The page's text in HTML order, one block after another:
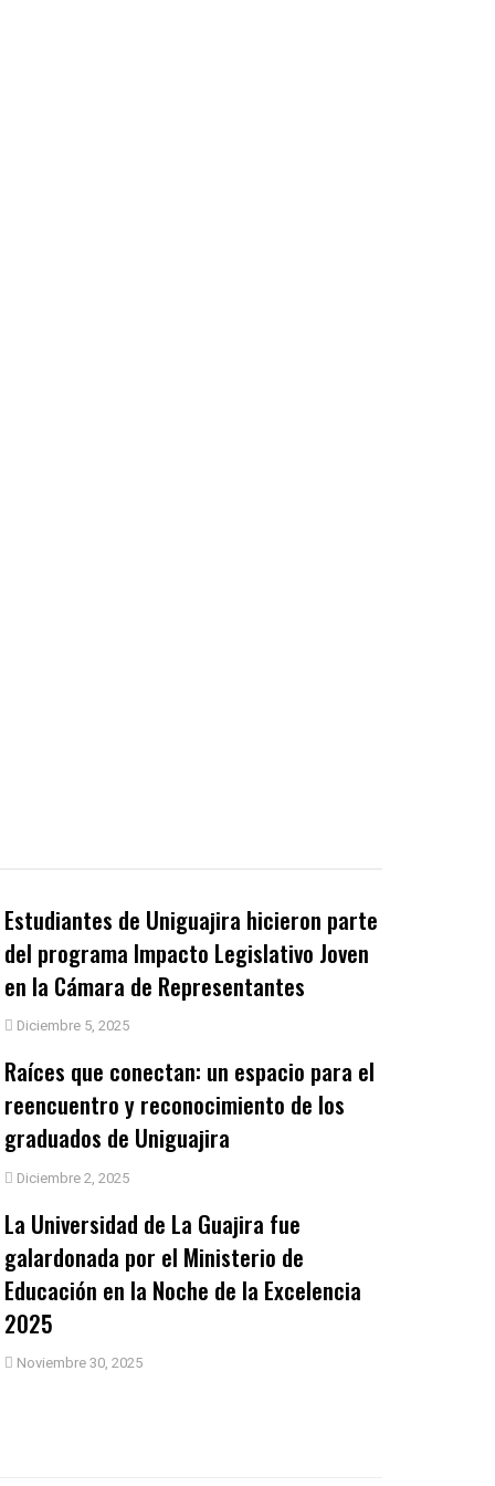
Estudiantes de Uniguajira hicieron parte
del programa Impacto Legislativo Joven
en la Cámara de Representantes
Diciembre 5, 2025
Raíces que conectan: un espacio para el
reencuentro y reconocimiento de los
graduados de Uniguajira
Diciembre 2, 2025
La Universidad de La Guajira fue
galardonada por el Ministerio de
Educación en la Noche de la Excelencia
2025
Noviembre 30, 2025